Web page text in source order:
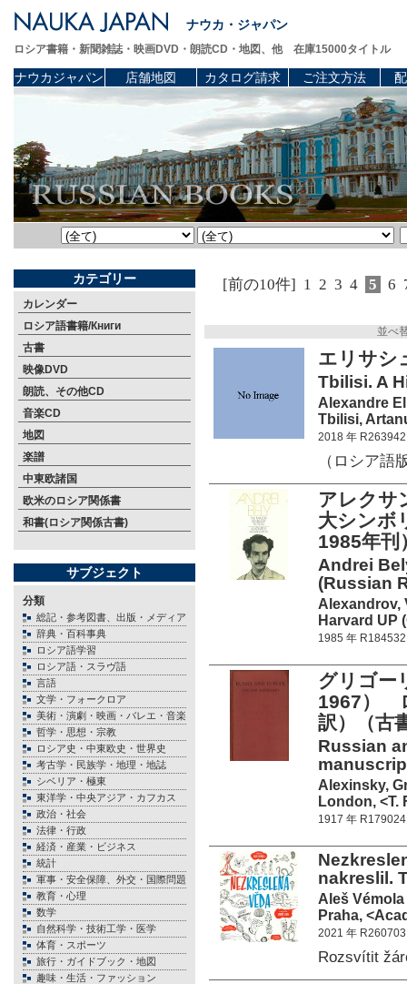
ナウカ・ジャパン
ロシア書籍・新聞雑誌・映画DVD・朗読CD・地図、他 在庫15000タイトル
ナウカジャパン 店舗地図 カタログ請求 ご注文方法
カテゴリー
カレンダー
ロシア語書籍/Книги
古書
映像DVD
朗読、その他CD
音楽CD
地図
楽譜
中東欧諸国
欧米のロシア関係書
和書(ロシア関係古書)
サブジェクト
分類
総記・参考図書、出版・メディア
辞典・百科事典
ロシア語学習
ロシア語・スラヴ語
言語
文学・フォークロア
美術・演劇・映画・バレエ・音楽
哲学・思想・宗教
ロシア史・中東欧史・世界史
考古学・民族学・地理・地誌
シベリア・極東
東洋学・中央アジア・カフカス
政治・社会
法律・行政
経済・産業・ビジネス
統計
軍事・安全保障、外交・国際問題
教育・心理
数学
自然科学・技術工学・医学
体育・スポーツ
旅行・ガイドブック・地図
趣味・生活・ファッション
[前の10件] 1 2 3 4 5 6
並べ
エリサシ
Tbilisi. A
Alexandre
Tbilisi,
2018 年 R263942
（ロシア語
アレク
大シンボ
1985年刊
Andrei
(Russian
Alexandrov,
Harvard UP
1985 年 R184532
グリゴー
1967）
訳）（古
Russian
Alexinsky,
London, <T.
1917 年 R179024
nakreslil.
Aleš Vémola
Praha,
2021 年 R260703
Rozsvítit